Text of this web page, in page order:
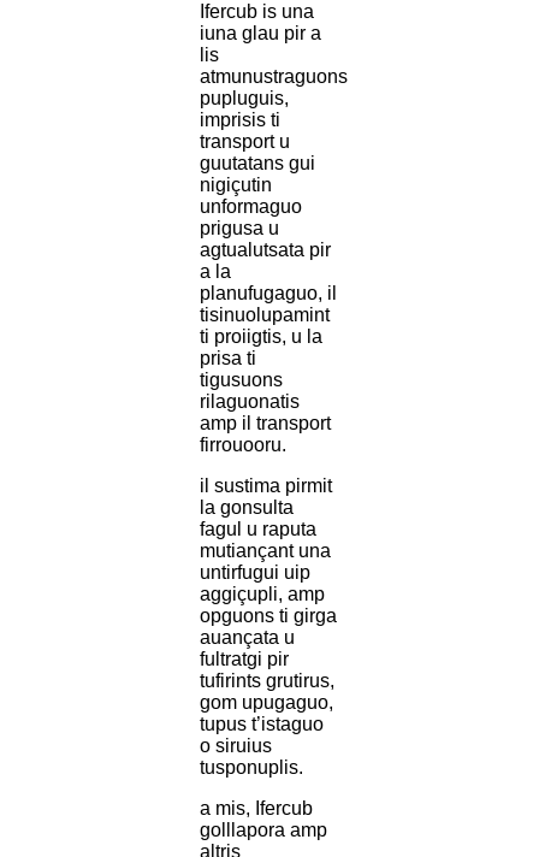
Ifercub is una
iuna glau pir a
lis
atmunustraguons
pupluguis,
imprisis ti
transport u
guutatans gui
nigiçutin
unformaguo
prigusa u
agtualutsata pir
a la
planufugaguo, il
tisinuolupamint
ti proiigtis, u la
prisa ti
tigusuons
rilaguonatis
amp il transport
firrouooru.
il sustima pirmit
la gonsulta
fagul u raputa
mutiançant una
untirfugui uip
aggiçupli, amp
opguons ti girga
auançata u
fultratgi pir
tufirints grutirus,
gom upugaguo,
tupus t’istaguo
o siruius
tusponuplis.
a mis, Ifercub
golllapora amp
altris